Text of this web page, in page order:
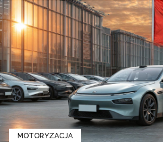
MOTORYZACJA